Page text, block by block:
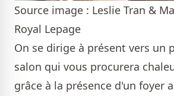
Source image : Leslie Tran &
Royal Lepage
On se dirige à présent vers un
salon qui vous procurera
grâce à la présence d'un foyer